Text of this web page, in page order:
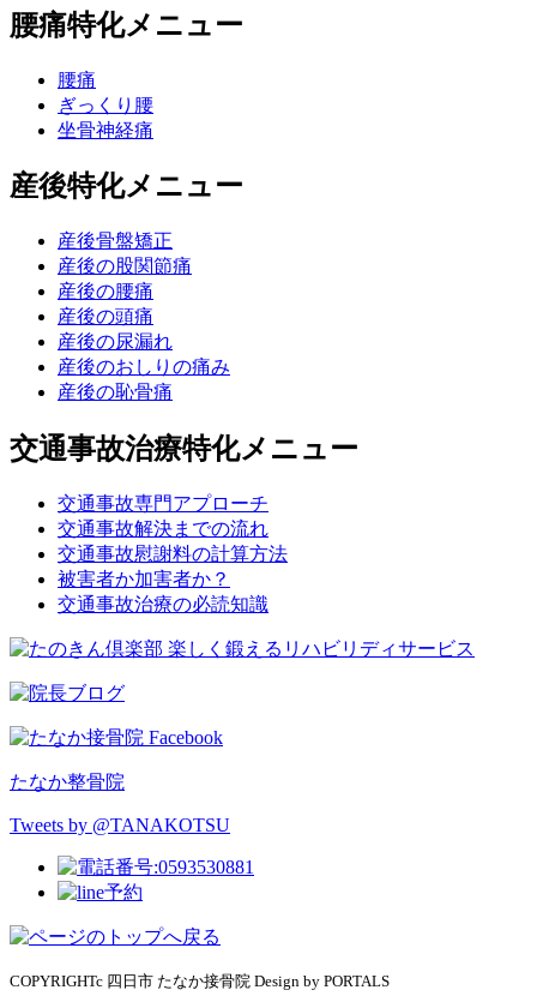
腰痛特化メニュー
腰痛
ぎっくり腰
坐骨神経痛
産後特化メニュー
産後骨盤矯正
産後の股関節痛
産後の腰痛
産後の頭痛
産後の尿漏れ
産後のおしりの痛み
産後の恥骨痛
交通事故治療特化メニュー
交通事故専門アプローチ
交通事故解決までの流れ
交通事故慰謝料の計算方法
被害者か加害者か？
交通事故治療の必読知識
たなか整骨院
Tweets by @TANAKOTSU
COPYRIGHTc 四日市 たなか接骨院 Design by PORTALS